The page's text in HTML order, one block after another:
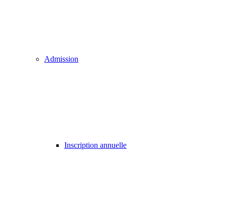
Admission
Inscription annuelle